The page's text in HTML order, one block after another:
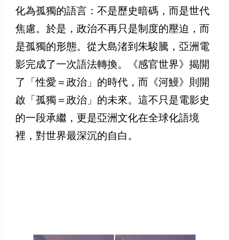
化為孤獨的語言：不是歷史暗碼，而是世代
焦慮。於是，政治不再只是制度的壓迫，而
是孤獨的形態。從大島渚到朱駿騰，亞洲電
影完成了一次語法轉換。《感官世界》揭開
了「性愛＝政治」的時代，而《河鰻》則開
啟「孤獨＝政治」的未來。這不只是電影史
的一段承繼，更是亞洲文化在全球化語境
裡，對世界最深沉的自白。